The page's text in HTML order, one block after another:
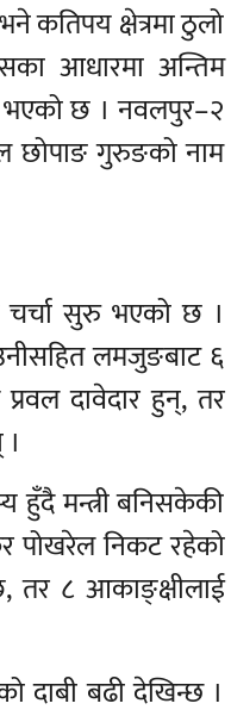
कतिपय क्षेत्रमा ठुलो
आधारमा अन्तिम
भएको छ । नवलपुर–२
छोपाङ गुरुङको नाम
चर्चा सुरु भएको छ ।
लमजुङबाट ६
दावेदार हुन्, तर
हुँदै मन्त्री बनिसकेकी
पोखरेल निकट रहेको
तर ८ आकाङ्क्षीलाई
दाबी बढी देखिन्छ ।